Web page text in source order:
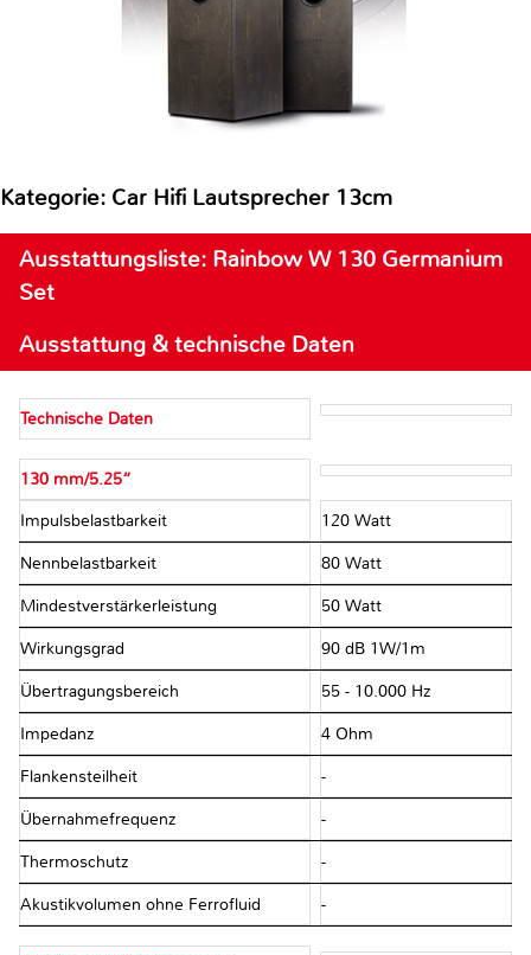
Kategorie: Car Hifi Lautsprecher 13cm
Ausstattungsliste: Rainbow W 130 Germanium
Set
Ausstattung & technische Daten
Technische Daten
130 mm/5.25“
Impulsbelastbarkeit 120 Watt
Nennbelastbarkeit 80 Watt
Mindestverstärkerleistung 50 Watt
Wirkungsgrad 90 dB 1W/1m
Übertragungsbereich 55 - 10.000 Hz
Impedanz 4 Ohm
Flankensteilheit -
Übernahmefrequenz -
Thermoschutz -
Akustikvolumen ohne Ferrofluid -